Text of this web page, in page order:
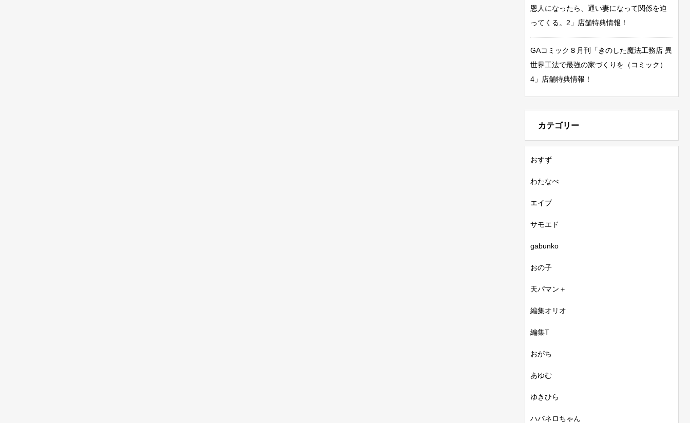
恩人になったら、通い妻になって関係を迫
ってくる。2」店舗特典情報！
GAコミック８月刊「きのした魔法工務店 異
世界工法で最強の家づくりを（コミック）
4」店舗特典情報！
カテゴリー
おすず
わたなべ
エイブ
サモエド
gabunko
おの子
天パマン＋
編集オリオ
編集T
おがち
あゆむ
ゆきひら
ハバネロちゃん